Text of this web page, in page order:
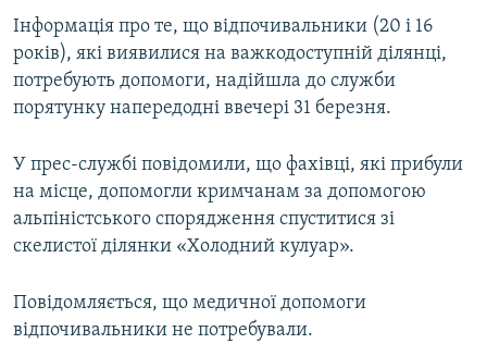
Інформація про те, що відпочивальники (20 і 16
років), які виявилися на важкодоступній ділянці,
потребують допомоги, надійшла до служби
порятунку напередодні ввечері 31 березня.
У прес-службі повідомили, що фахівці, які прибули
на місце, допомогли кримчанам за допомогою
альпіністського спорядження спуститися зі
скелистої ділянки «Холодний кулуар».
Повідомляється, що медичної допомоги
відпочивальники не потребували.